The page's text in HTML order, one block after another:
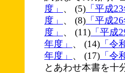
度」 、 (5) 「平成
度」 、 (8) 「平成
度」 、 (11) 「平成
年度」 、 (14) 「令
年度」 、 (17) 「令
とあわせ本書を十